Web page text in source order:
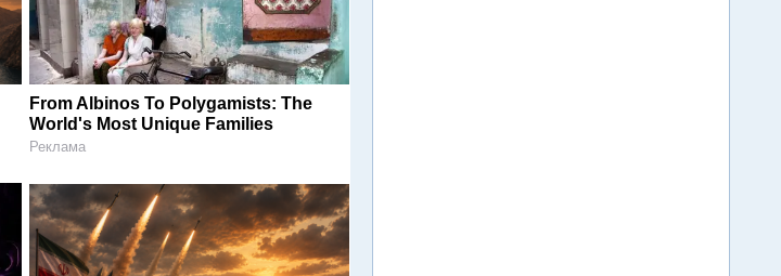
From Albinos To Polygamists: The
World's Most Unique Families
Реклама